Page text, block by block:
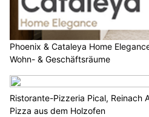
Phoenix & Cataleya Home
Wohn- & Geschäftsräume
Ristorante-Pizzeria Pical, Reinach
Pizza aus dem Holzofen